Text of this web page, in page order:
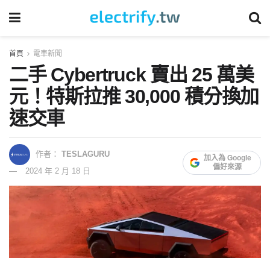
首頁 電車新聞
二手 Cybertruck 賣出 25 萬美
元！特斯拉推 30,000 積分換加
速交車
作者： TESLAGURU
2024 年 2 月 18 日
加入為 Google
偏好來源